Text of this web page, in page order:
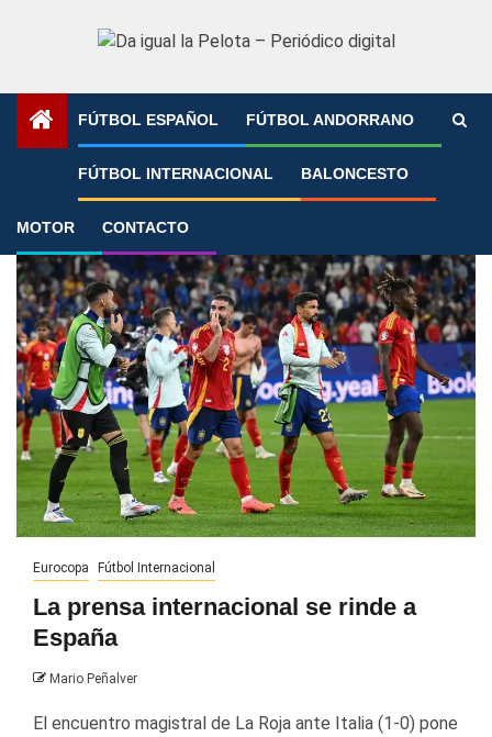
FÚTBOL ESPAÑOL FÚTBOL ANDORRANO
FÚTBOL INTERNACIONAL BALONCESTO
MOTOR CONTACTO
»
Prensa
Eurocopa Fútbol Internacional
La prensa internacional se rinde a
España
Mario Peñalver
El encuentro magistral de La Roja ante Italia (1-0) pone